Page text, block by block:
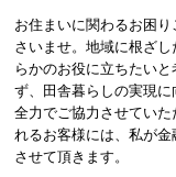
お住まいに関わるお困
さいませ。地域に根ざ
らかのお役に立ちたい
ず、田舎暮らしの実現
全力でご協力させてい
れるお客様には、私が
させて頂きます。